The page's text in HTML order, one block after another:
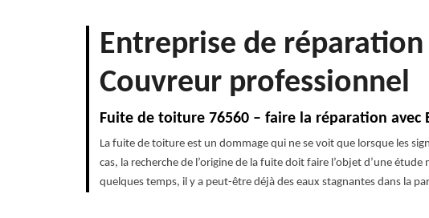
Entreprise de
Couvreur professionnel
Fuite de toiture 76560 – faire la réparation avec
La fuite de toiture est un dommage qui ne se voit que lorsque les
cas, la recherche de l’origine de la fuite doit faire l’objet d’une
quelques temps, il y a peut-être déjà des eaux stagnantes dans la